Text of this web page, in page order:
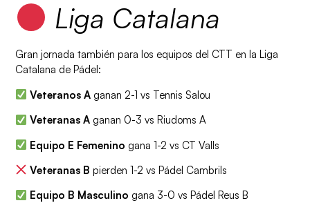
Liga Catalana
Gran jornada también para los equipos del CTT en la Liga
Catalana de Pádel:
Veteranos A ganan 2-1 vs Tennis Salou
Veteranas A ganan 0-3 vs Riudoms A
Equipo E Femenino gana 1-2 vs CT Valls
Veteranas B pierden 1-2 vs Pádel Cambrils
Equipo B Masculino gana 3-0 vs Pádel Reus B